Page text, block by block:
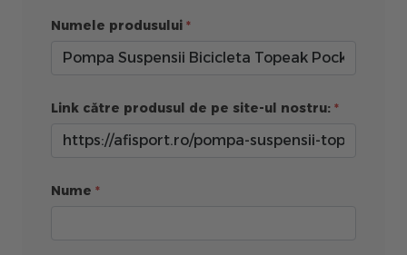
Numele produsului
Link către produsul de pe site-ul nostru:
Nume